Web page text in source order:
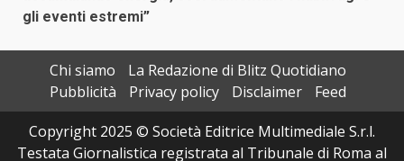
gli eventi estremi”
Chi siamo
La Redazione di Blitz Quotidiano
Pubblicità
Privacy policy Disclaimer
Feed
Copyright 2025 © Società Editrice Multimediale S.r.l.
Testata Giornalistica registrata al Tribunale di Roma al